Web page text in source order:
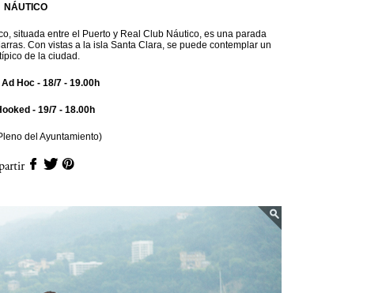
NÁUTICO
situada entre el Puerto y Real Club Náutico, es una parada
Con vistas a la isla Santa Clara, se puede contemplar un
de la ciudad.
Hoc - 18/7 - 19.00h
- 19/7 - 18.00h
del Ayuntamiento)